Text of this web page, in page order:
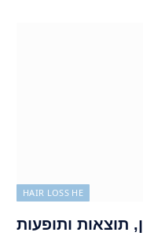
HAIR LOSS HE
תוצאות ותופעות